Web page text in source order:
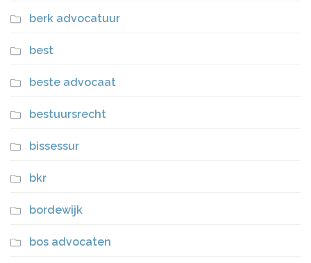
berk advocatuur
best
beste advocaat
bestuursrecht
bissessur
bkr
bordewijk
bos advocaten